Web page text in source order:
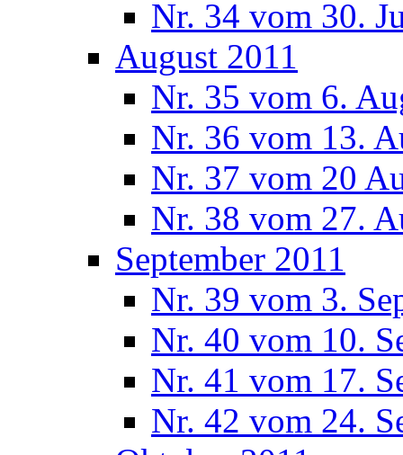
Nr. 34 vom 30.
August 2011
Nr. 35 vom 6.
Nr. 36 vom 13.
Nr. 37 vom 20
Nr. 38 vom 27.
September 2011
Nr. 39 vom 3.
Nr. 40 vom 10.
Nr. 41 vom 17.
Nr. 42 vom 24.